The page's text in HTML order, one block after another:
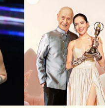
戲劇節目獎則是《村裡來了
得。